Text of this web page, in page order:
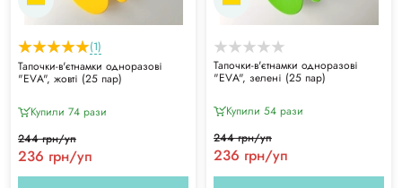
(1)
Тапочки-в'єтнамки одноразові
"ЕVА", жовті (25 пар)
Купили 74 рази
236 грн/уп
244 грн/уп
Тапочки-в'єтнамки одноразові
"ЕVА", зелені (25 пар)
Купили 54 рази
236 грн/уп
244 грн/уп